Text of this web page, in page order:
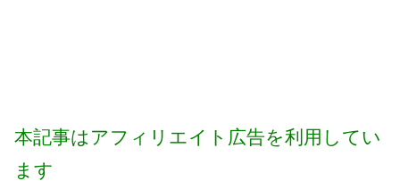
本記事はアフィリエイト広告を利用してい
ます